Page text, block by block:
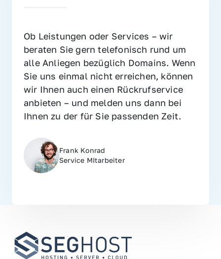
Ob Leistungen oder Services – wir
beraten Sie gern telefonisch rund um
alle Anliegen bezüglich Domains. Wenn
Sie uns einmal nicht erreichen, können
wir Ihnen auch einen Rückrufservice
anbieten – und melden uns dann bei
Ihnen zu der für Sie passenden Zeit.
Frank Konrad
Service MItarbeiter